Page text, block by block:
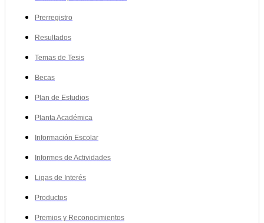
Prerregistro
Resultados
Temas de Tesis
Becas
Plan de Estudios
Planta Académica
Información Escolar
Informes de Actividades
Ligas de Interés
Productos
Premios y Reconocimientos